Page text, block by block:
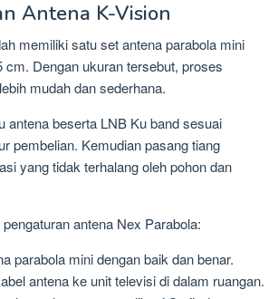
Antena K-Vision
memiliki satu set antena parabola mini
cm. Dengan ukuran tersebut, proses
mudah dan sederhana.
antena beserta LNB Ku band sesuai
pembelian. Kemudian pasang tiang
yang tidak terhalang oleh pohon dan
antena Nex Parabola:
parabola mini dengan baik dan benar.
antena ke unit televisi di dalam ruangan.